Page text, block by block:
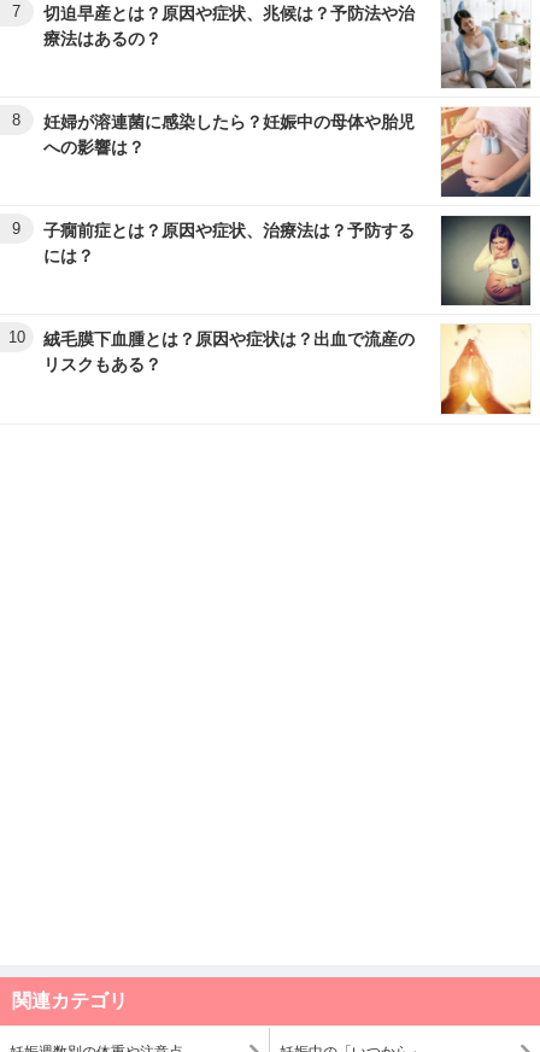
7
切迫早産とは？原因や症状、兆候は？予防法や治
療法はあるの？
8
妊婦が溶連菌に感染したら？妊娠中の母体や胎児
への影響は？
9
子癇前症とは？原因や症状、治療法は？予防する
には？
10
絨毛膜下血腫とは？原因や症状は？出血で流産の
リスクもある？
関連カテゴリ